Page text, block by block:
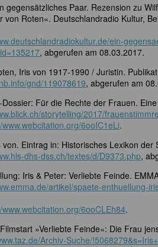
gegensätzliches Paar. Rezension zu
von Roten«. Deutschlandradio Kultur,
ein-
, abgerufen am 08.03.2017.
Iris von 1917-1990 / Juristin.
gnd/119078619, abgerufen am
Für die Rechte der Frauen.
storytelling/2017/
www.webcitation.org/6ooIC1eLi.
Eintrag in: Historisches Lexikon der
dhs-dss.ch/textes/d/D9373.php,
Iris & Peter: Verliebte Feinde.
artikel/spaete-enthuellung-
www.webcitation.org/6ooCLEh84.
»Verliebte Feinde«: Die Frau
Archiv-Suche/